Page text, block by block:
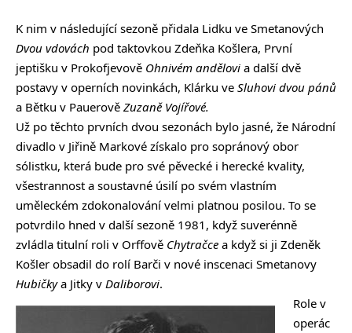
K nim v následující sezoně přidala Lidku ve Smetanových
Dvou vdovách pod taktovkou Zdeňka Košlera, První
jeptišku v Prokofjevově Ohnivém andělovi a další dvě
postavy v operních novinkách, Klárku ve Sluhovi dvou pánů
a Bětku v Pauerově Zuzaně Vojířové.
Už po těchto prvních dvou sezonách bylo jasné, že Národní
divadlo v Jiřině Markové získalo pro sopránový obor
sólistku, která bude pro své pěvecké i herecké kvality,
všestrannost a soustavné úsilí po svém vlastním
uměleckém zdokonalování velmi platnou posilou. To se
potvrdilo hned v další sezoně 1981, když suverénně
zvládla titulní roli v Orffově Chytračce a když si ji Zdeněk
Košler obsadil do rolí Barči v nové inscenaci Smetanovy
Hubičkya Jitky v Daliborovi.
Role v
operác